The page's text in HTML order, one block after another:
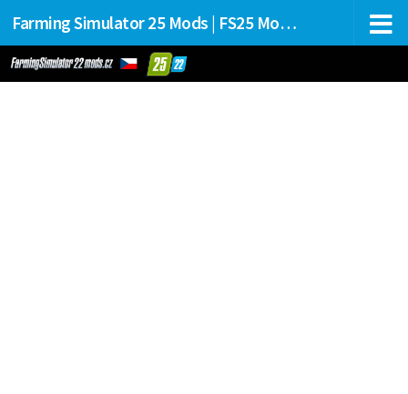
Farming Simulator 25 Mods | FS25 Mods Stahování